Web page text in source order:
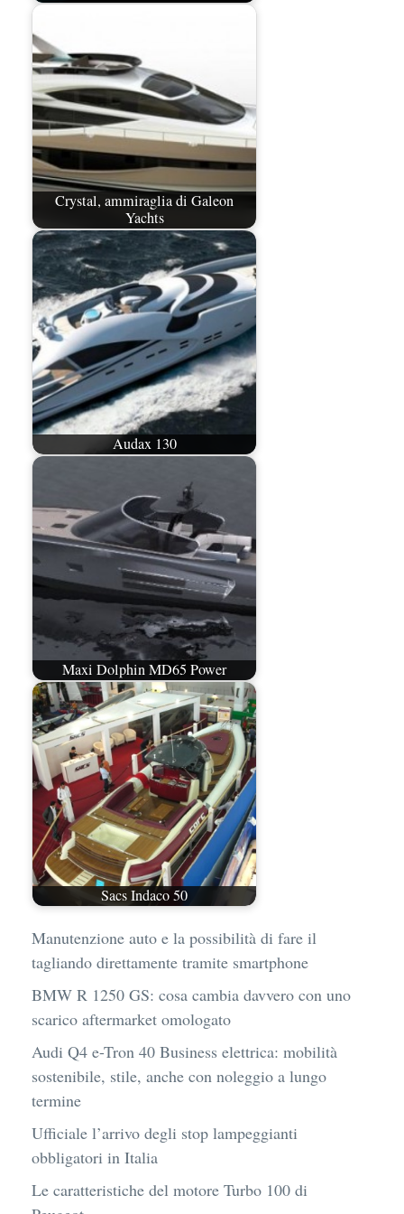
Crystal, ammiraglia di Galeon
Yachts
Audax 130
Maxi Dolphin MD65 Power
Sacs Indaco 50
Manutenzione auto e la possibilità di fare il
tagliando direttamente tramite smartphone
BMW R 1250 GS: cosa cambia davvero con uno
scarico aftermarket omologato
Audi Q4 e-Tron 40 Business elettrica: mobilità
sostenibile, stile, anche con noleggio a lungo
termine
Ufficiale l’arrivo degli stop lampeggianti
obbligatori in Italia
Le caratteristiche del motore Turbo 100 di